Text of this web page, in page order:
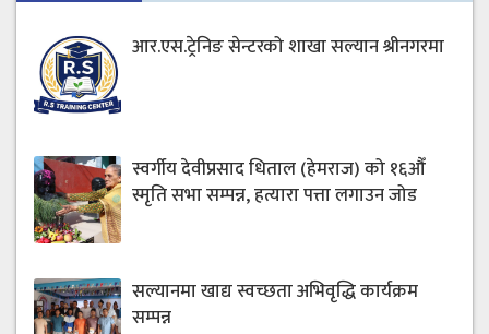
आर.एस.ट्रेनिङ सेन्टरको शाखा सल्यान श्रीनगरमा
स्वर्गीय देवीप्रसाद धिताल (हेमराज) को १६औँ
स्मृति सभा सम्पन्न, हत्यारा पत्ता लगाउन जोड
सल्यानमा खाद्य स्वच्छता अभिवृद्धि कार्यक्रम
सम्पन्न